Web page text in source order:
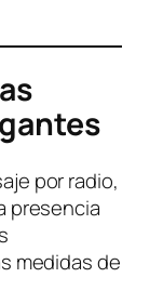
por radio,
presencia
medidas de